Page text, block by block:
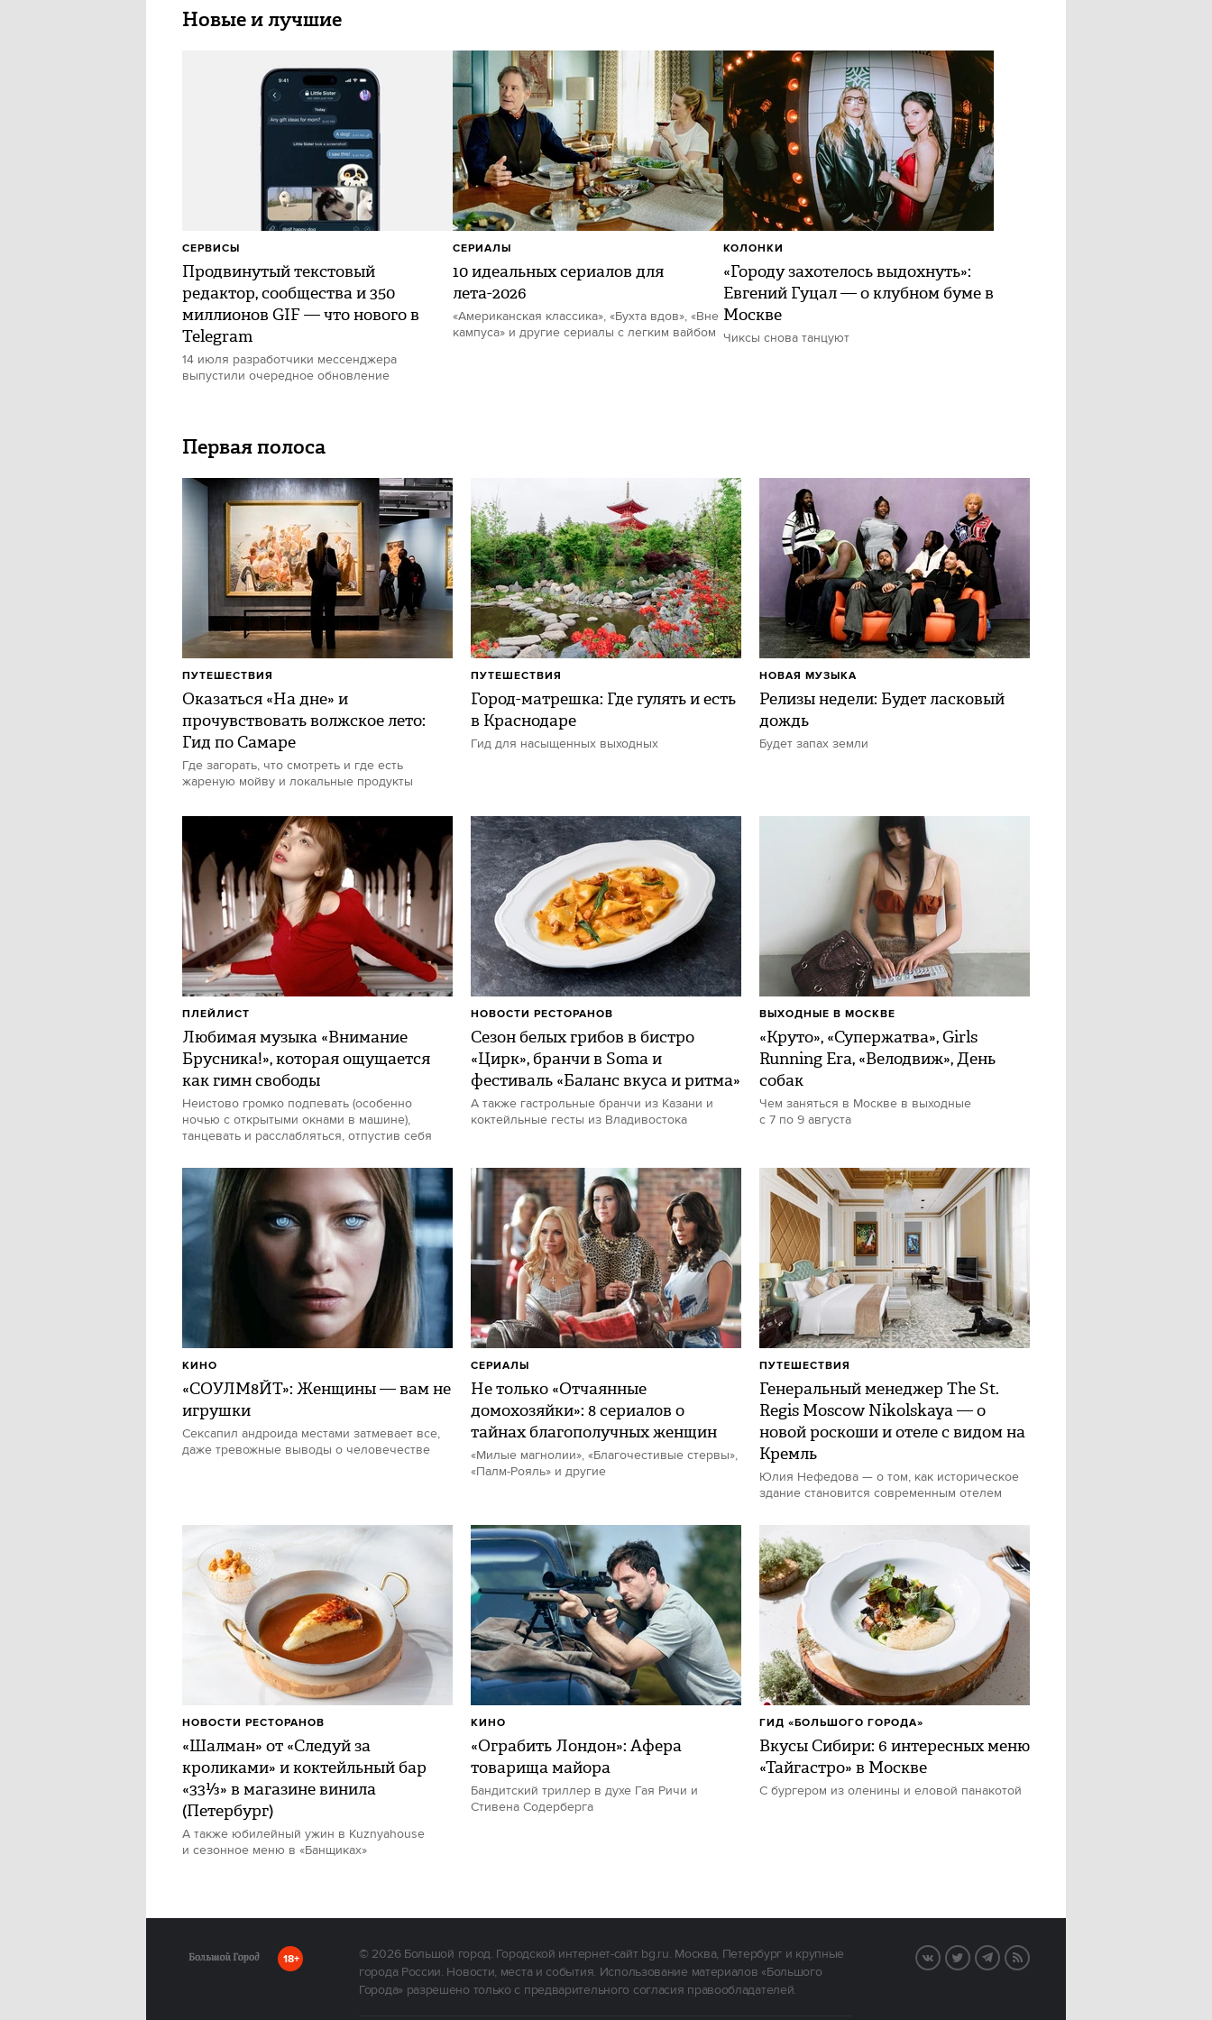
Новые и лучшие
Продвинутый текстовый
редактор, сообщества и 350
миллионов GIF — что нового в
Telegram
14 июля разработчики мессенджера
выпустили очередное обновление
СЕРВИСЫ
10 идеальных сериалов для
лета-2026
«Американская классика», «Бухта вдов», «Вне
кампуса» и другие сериалы с легким вайбом
СЕРИАЛЫ
«Городу захотелось выдохнуть»:
Евгений Гуцал — о клубном буме в
Москве
Чиксы снова танцуют
КОЛОНКИ
Первая полоса
Оказаться «На дне» и
прочувствовать волжское лето:
Гид по Самаре
Где загорать, что смотреть и где есть
жареную мойву и локальные продукты
ПУТЕШЕСТВИЯ
Город-матрешка: Где гулять и есть
в Краснодаре
Гид для насыщенных выходных
ПУТЕШЕСТВИЯ
Релизы недели: Будет ласковый
дождь
Будет запах земли
НОВАЯ МУЗЫКА
Любимая музыка «Внимание
Брусника!», которая ощущается
как гимн свободы
Неистово громко подпевать (особенно
ночью с открытыми окнами в машине),
танцевать и расслабляться, отпустив себя
ПЛЕЙЛИСТ
Сезон белых грибов в бистро
«Цирк», бранчи в Soma и
фестиваль «Баланс вкуса и ритма»
А также гастрольные бранчи из Казани и
коктейльные гесты из Владивостока
НОВОСТИ РЕСТОРАНОВ
«Круто», «Супержатва», Girls
Running Era, «Велодвиж», День
собак
Чем заняться в Москве в выходные
с 7 по 9 августа
ВЫХОДНЫЕ В МОСКВЕ
«СОУЛМ8ЙТ»: Женщины — вам не
игрушки
Сексапил андроида местами затмевает все,
даже тревожные выводы о человечестве
КИНО
Не только «Отчаянные
домохозяйки»: 8 сериалов о
тайнах благополучных женщин
«Милые магнолии», «Благочестивые стервы»,
«Палм-Рояль» и другие
СЕРИАЛЫ
Генеральный менеджер The St.
Regis Moscow Nikolskaya — о
новой роскоши и отеле с видом на
Кремль
Юлия Нефедова — о том, как историческое
здание становится современным отелем
ПУТЕШЕСТВИЯ
«Шалман» от «Следуй за
кроликами» и коктейльный бар
«33⅓» в магазине винила
(Петербург)
А также юбилейный ужин в Kuznyahouse
и сезонное меню в «Банщиках»
НОВОСТИ РЕСТОРАНОВ
«Ограбить Лондон»: Афера
товарища майора
Бандитский триллер в духе Гая Ричи и
Стивена Содерберга
КИНО
Вкусы Сибири: 6 интересных меню
«Тайгастро» в Москве
С бургером из оленины и еловой панакотой
ГИД «БОЛЬШОГО ГОРОДА»
18+ © 2026Большой город. Городской интернет-сайт bg.ru. Москва, Петербург и крупные
города России. Новости, места и события. Использование материалов «Большого
Города» разрешено только с предварительного согласия правообладателей.
VK TwitterTelegram
RSS